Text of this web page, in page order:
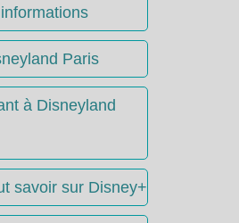
Paris
à Disneyland
savoir sur Disney+